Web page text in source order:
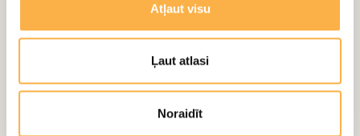
Atļaut visu
Ļaut atlasi
Noraidīt
ATSAUKSMES